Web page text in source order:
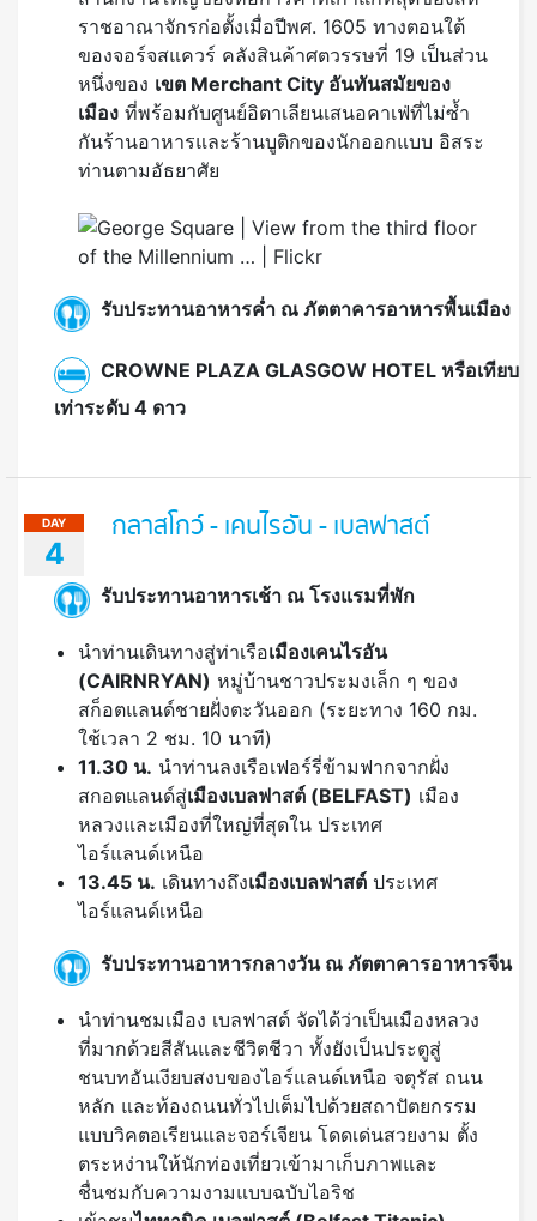
ราชอาณาจักรก่อตั้งเมื่อปีพศ. 1605 ทางตอนใต้
ของจอร์จสแควร์ คลังสินค้าศตวรรษที่ 19 เป็นส่วน
หนึ่งของ เขต Merchant City อันทันสมัยของ
เมือง ที่พร้อมกับศูนย์อิตาเลียนเสนอคาเฟ่ที่ไม่ซ้ำ
กันร้านอาหารและร้านบูติกของนักออกแบบ อิสระ
ท่านตามอัธยาศัย
รับประทานอาหารค่ำ ณ ภัตตาคารอาหารพื้นเมือง
CROWNE PLAZA GLASGOW HOTEL หรือเทียบ
เท่าระดับ 4 ดาว
DAY
4
กลาสโกว์ - เคนไรอัน - เบลฟาสต์
รับประทานอาหารเช้า ณ โรงแรมที่พัก
นำท่านเดินทางสู่ท่าเรือเมืองเคนไรอัน
(CAIRNRYAN) หมู่บ้านชาวประมงเล็ก ๆ ของ
สก็อตแลนด์ชายฝั่งตะวันออก (ระยะทาง 160 กม.
ใช้เวลา 2 ชม. 10 นาที)
11.30 น. นำท่านลงเรือเฟอร์รี่ข้ามฟากจากฝั่ง
สกอตแลนด์สู่เมืองเบลฟาสต์ (BELFAST) เมือง
หลวงและเมืองที่ใหญ่ที่สุดใน ประเทศ
ไอร์แลนด์เหนือ
13.45 น. เดินทางถึงเมืองเบลฟาสต์ ประเทศ
ไอร์แลนด์เหนือ
รับประทานอาหารกลางวัน ณ ภัตตาคารอาหารจีน
นำท่านชมเมือง เบลฟาสต์ จัดได้ว่าเป็นเมืองหลวง
ที่มากด้วยสีสันและชีวิตชีวา ทั้งยังเป็นประตูสู่
ชนบทอันเงียบสงบของไอร์แลนด์เหนือ จตุรัส ถนน
หลัก และท้องถนนทั่วไปเต็มไปด้วยสถาปัตยกรรม
แบบวิคตอเรียนและจอร์เจียน โดดเด่นสวยงาม ตั้ง
ตระหง่านให้นักท่องเที่ยวเข้ามาเก็บภาพและ
ชื่นชมกับความงามแบบฉบับไอริช